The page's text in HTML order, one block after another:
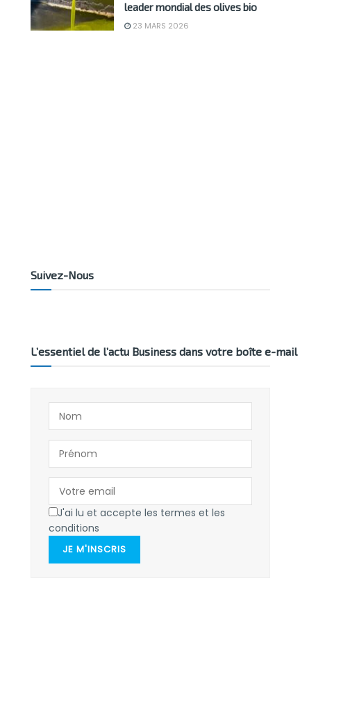
leader mondial des olives bio
23 MARS 2026
Suivez-Nous
L’essentiel de l’actu Business dans votre boîte e-mail
J'ai lu et accepte les termes et les
conditions
JE M'INSCRIS